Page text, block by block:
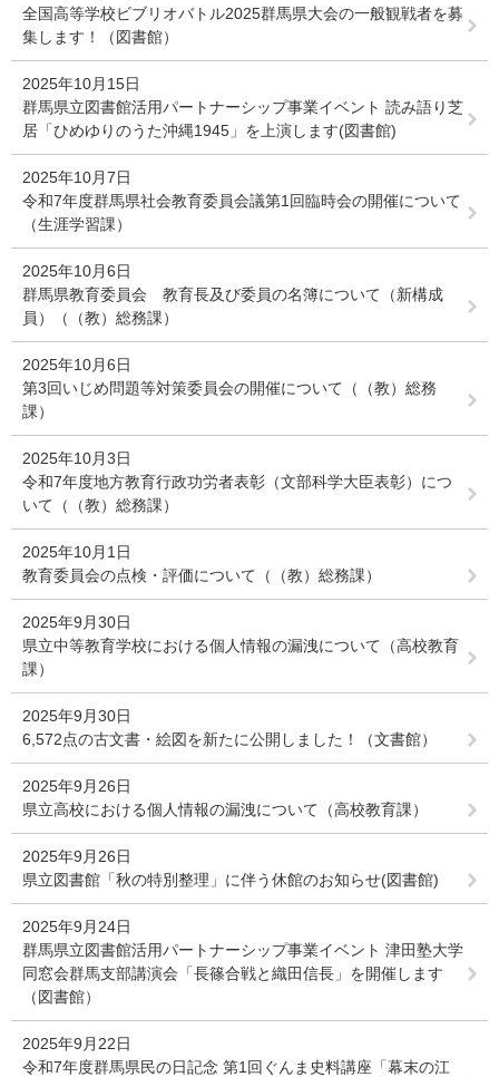
全国高等学校ビブリオバトル2025群馬県大会の一般観戦者を募
集します！（図書館）
2025年10月15日
群馬県立図書館活用パートナーシップ事業イベント 読み語り芝
居「ひめゆりのうた沖縄1945」を上演します(図書館)
2025年10月7日
令和7年度群馬県社会教育委員会議第1回臨時会の開催について
（生涯学習課）
2025年10月6日
群馬県教育委員会 教育長及び委員の名簿について（新構成
員）（（教）総務課）
2025年10月6日
第3回いじめ問題等対策委員会の開催について（（教）総務
課）
2025年10月3日
令和7年度地方教育行政功労者表彰（文部科学大臣表彰）につ
いて（（教）総務課）
2025年10月1日
教育委員会の点検・評価について（（教）総務課）
2025年9月30日
県立中等教育学校における個人情報の漏洩について（高校教育
課）
2025年9月30日
6,572点の古文書・絵図を新たに公開しました！（文書館）
2025年9月26日
県立高校における個人情報の漏洩について（高校教育課）
2025年9月26日
県立図書館「秋の特別整理」に伴う休館のお知らせ(図書館)
2025年9月24日
群馬県立図書館活用パートナーシップ事業イベント 津田塾大学
同窓会群馬支部講演会「長篠合戦と織田信長」を開催します
（図書館）
2025年9月22日
令和7年度群馬県民の日記念 第1回ぐんま史料講座「幕末の江